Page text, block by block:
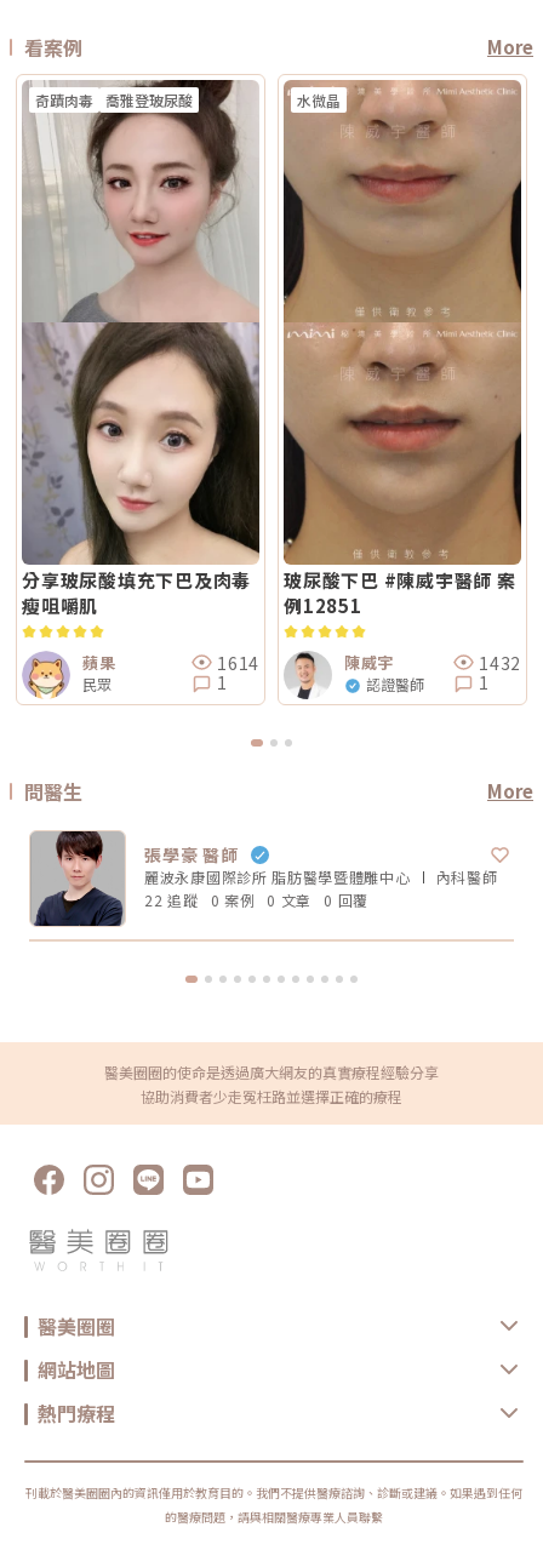
八歲者不建議未成年人接受此類治療，除非有醫療必要且經監護人與專業醫
雷射有什麼最大差別？Reepot 的能量作用以機械式震動為主，而非傳統以
熱破壞色素為核心的方式，因此對周邊組織較為溫和，修復期相對短。搭配
AI 智慧影像分析與低溫保護，可讓能量更集中在斑點本身，減少熱擴散造成
的紅腫或反黑風險。對於需要更加精準、可控的淺層色素改善者，是較新的
治療選擇。Q2：一次療程能看到效果嗎？需要做幾次比較理想？淺層曬
斑、雀斑在單次治療後多半能看到初步變化；但深層或混合型色素通常需要
多次治療，效果會以「循序淡化」的方式呈現。實際次數與間隔仍須依個人
膚況並由醫師評估調整。Q3：Reepot 是否有反黑風險？術後該注意什麼？
任何除斑型雷射都可能有反黑風險，但 Reepot 因熱傷害較低、加上冷卻系
統保護，發生率較低。術後的關鍵在於防曬和保濕，尤其治療後一週避免曝
曬、蒸氣、刺激性保養品。若依照術後指示照護，能大幅降低色素反應的機
會。Q4：敏感肌或薄皮膚適合做 Reepot 嗎？Reepot 的能量模式相對溫
和，加上冷卻保護，對敏感肌而言較為友善。但敏感肌的特性是屏障本身不
穩定，因此治療前仍需要專業檢視膚況，若正處於發炎、乾裂或紅敏期，建
議先穩定皮膚後再安排療程。Q5：做 Reepot 之後多久可以搭配其他醫美
療程？治療後皮膚需要時間恢復，因此若要搭配保濕導入、水光等溫和療
程，通常約 2～3 週即可視膚況安排；若是皮秒、飛梭、強效換膚或注射等
刺激性較高的項目，建議至少間隔 4 週再評估。適當的間隔能降低反黑與過
度刺激的風險，也讓後續療程效果更穩定。Q6：Reepot 的療程費用大約是
多少？Reepot 的價格會依照治療部位、所需的能量深度、是否搭配其他療
程以及整體規劃次數而有所差異。一般費用多落在一萬至三萬多元之間，但
實際金額仍需依個人斑點狀況與療程組合評估後才能確認。建議先安排諮
詢，由專業醫療人員確認膚況後提供最適合的治療方案與費用。Q7：
Reepot 術後的人工皮需要貼多久？Reepot 治療後會在局部覆蓋人工皮，
主要是保護剛治療的肌膚並協助屏障修復。人工皮不建議自行撕除，多數人
會在約兩週左右回診時，由醫療人員視膚況協助取下。人工皮脫落後，治療
部位的色素也會在這段期間逐漸代謝、變淡。斑點帶來的影響，往往不只是
外觀變化，更讓人感到氣色黯淡、不如以往。隨著醫美技術不斷推陳出新，
Reepot AI 時光雷射為色素治療帶來更精準、可控的方式，讓除斑不再停留
在效果難預測的時代。期望這篇文章能幫助你清楚掌握除斑方向與選擇，在
規劃療程時，也建議由專業醫師根據膚況量身評估，找到最適合、安全的改
善方式。★溫馨提醒★小編要提醒大家，醫療並非單純的商業交易，所有的
療程都伴隨著風險。因此，作為消費者應該謹慎選擇合適的醫療方案，以確
保安全與健康。
可以優先評估音波。 如果同時有鬆和垂：可以和醫師討論電音波搭配。這
也是為什麼現在很多醫師會用「複合式療程」來做規劃。不是每個人都只需
要一種療程，而是要看老化主要發生在哪一層，再決定適合電波、音波，還
是兩者搭配。電波音波可以一起打嗎？可以，但不是每個人都一定需要。電
波和音波作用原理不同，所以在醫師評估下，兩者確實可以搭配。常見做法
是用音波處理深層輪廓拉提，再用電波改善皮膚緊緻與膚質鬆弛，讓效果更
全面。不過，電音波不是「全部打越多越好」。發數、能量、施作順序、間
隔時間，都需要依照個人臉部條件設計。如果臉部脂肪偏少、皮膚偏薄、曾
做過其他療程，或是近期剛打過針劑，更要讓醫師完整評估，避免過度治
療。做電波音波前，要注意哪些事？第一，先判斷自己是哪一種老化問題在
選電波或音波前，先不要急著問「哪個比較好」，而是要先看自己的老化問
題屬於哪一種。臉部老化常見可分成四大類：組織鬆弛下垂、結構性凹陷、
皺紋形成、膚質老化。電波和音波主要處理的是「鬆弛與下垂」這一類問
題。電波偏向改善皮膚鬆弛、細紋與緊緻度；音波偏向改善輪廓下垂、嘴邊
肉與下顎線模糊。但如果是太陽穴凹陷、淚溝、臉頰凹陷這類結構性凹陷，
或是斑點、色素沉澱這類膚質問題，單靠電波或音波不一定能解決，需要搭
配其他療程評估。第二，不要只看價格，更要看療程規劃是否合理電波音波
的價格會受到儀器種類、探頭、發數、施作部位、能量設定與診所規劃影
響。價格便宜不一定不好，但如果只用價格做決定，很容易忽略真正重要的
事：這療程到底有沒有符合你的臉部狀況？同樣是音波，有人需要加強下顎
線，有人需要處理嘴邊肉；同樣是電波，有人重點在眼周細紋，有人重點在
臉頰鬆弛。規劃不同，效果自然也會不同。所以選療程時，不只要問「多少
錢」，也要問清楚：使用什麼儀器？施作哪些部位？大約發數或治療範圍怎
麼規劃？為什麼我的狀況適合這個療程？第三，確認儀器來源、探頭耗材與
施作人員電波音波屬於能量型醫美療程，安全性和儀器來源、探頭耗材、操
作經驗都有關。建議選擇前可以確認是否為合法原廠認證儀器、是否使用原
廠探頭或合規耗材，以及是否由合格專業醫療人員評估與操作。另外，醫師
的臉部解剖概念與美感判斷也很重要。因為電波音波不是「能量越強越
好」，而是要看你的皮膚厚度、脂肪量、鬆弛程度、臉型比例去調整。過度
治療不一定更漂亮，反而可能不自然或效果不如預期。第四，效果需要時
間，不要用術後當天判斷成敗電波和音波都是透過熱能刺激膠原蛋白反應，
不是做完當天就完成全部效果。部分人術後會先感覺皮膚變緊、輪廓比較
順，但真正的膠原蛋白新生與重組，通常需要數週到數月慢慢發生。所以做
完後不要急著用第一天的樣子判斷有沒有用，也不要因為短期內沒有巨大變
化就立刻否定療程。非侵入式拉提的特色通常是漸進、自然，而不是突然大
幅改變。第五，不要期待一次療程解決所有老化問題臉部老化不是只有皮膚
鬆而已，還可能包含膠原蛋白流失、脂肪位移、骨架支撐變弱、皮膚厚度改
變等不同層次的問題。電波可以改善皮膚緊緻度與膚質，音波可以幫助輪廓
拉提與深層支撐，但它們不一定能取代針劑、填充、雷射、手術或其他療
程。比較正確的觀念是：電波音波不是萬能療程，而是抗老規劃中的一部
定。電波多半是熱感、刺熱感；音波則常見深層痠脹感或一點一點的刺激
不能單純說哪一個一定比較痛。Q2：電波音波做完會有修復期嗎？多數電
波音波屬於非侵入式療程，通常不需要像手術一樣長時間修復。不過部分人
個人體質與療程設定而定。Q3：年輕人適合做電波音波嗎？如果只是想預
防初老、改善膚質鬆弛，可以先從電波或其他較溫和的保養型療程評估。若
已經有明顯輪廓下垂，也可以和醫師討論音波。但年齡不是唯一標準，皮膚
厚度、脂肪量、鬆弛程度更重要。Q4：電波音波可以取代拉皮手術嗎？不
能完全取代。電波音波適合輕度到中度鬆弛，屬於非侵入式抗老療程。如果
是非常明顯的皮膚鬆垂或組織下滑，仍可能需要評估手術或其他治療方式。
Q5：電波音波多久做一次？每個人的老化程度、儀器種類、能量設定和維
果規劃，不建議自己照網路頻率硬套。搞懂電波跟音波的差別，才能選對適
合自己的療程電波跟音波都是常見的非侵入式抗老療程，但它們不是誰取代
操作、療程規劃是否真的符合自身臉部條件。選對療程，不是追求最貴、最
先對！★溫馨提醒★小編要提醒大家，醫療並非單純的商業交易，所有的療
程都伴隨著風險。因此，作為消費者應該謹慎選擇合適的醫療方案，以確保
容積式加熱 療程定位 膚質、細緻、緊緻並重 輪廓、拉提、緊實為主 適合族
冷卻技術 五階七段冷卻系統 分段噴灑冷媒 探頭 雅典娜探頭：臉部 宙斯探
頭：身體 愛神探頭：眼周 紫鑽探頭：臉/四肢 碧眼探頭：眼周 藍鑽探頭：
臉/四肢 黃金探頭：身體 疼痛感 多數定位為較舒適型 但仍因人而異 感受通
常較明顯，但依能量、部位與個人耐受度不同 常見效果感受 膚質變細、臉
部較緊 光澤提升 輪廓變緊、線條感改善 適合重點 想變精緻、自然、保養型
想加強緊緻、抗老、輪廓型 原理差異：單極、雙極到底是什麼？很多人看
到「單極」、「雙極」會覺得很難懂，其實可以用生活化的方式理解。單極
電波：像是把熱能傳遞到較深、較廣的範圍，主要作用於較深層皮膚組織
（以真皮層為主），常被用於緊緻與支撐感相關需求。鳳凰電波即屬於單極
射頻應用。雙極電波：則是將能量集中在兩個電極之間，作用範圍相對較
淺，較常被用於膚質細緻、表層改善等需求。無雙電波的特色，在於將單極
與雙極兩種模式結合於同一療程設計中。根據官方資料，DENSITY 可透過
不同射頻模式，將能量分別作用於深層與淺層皮膚。因此，兩者並不是「誰
比較高級」，而是設計邏輯不同。若主要需求為輪廓拉提與緊緻，單極射頻
為主的療程通常較符合需求；若希望同時兼顧膚質細緻與輕度緊緻，複合式
電波療程則可能更具彈性。效果差異：拉提感、緊緻感、膚質感不一樣1. 拉
提感如果你的主要困擾是「臉部鬆弛」、「下顎線不清楚」或「嘴邊肉變明
顯」，鳳凰電波通常是較常被討論的選項之一。其應用多與輪廓緊緻與鬆弛
改善相關，常見於臉部、眼周與身體的緊緻與平滑需求。2. 膚質感如果你的
問題不是明顯鬆弛，而是「皮膚看起來粗」、「毛孔明顯」、「妝感不服
貼」或整體氣色較疲累，無雙電波的複合式能量設計相對較符合這類需求。
除了緊緻效果外，也常被用於膚質細緻與整體質感提升，因此常被市場定位
為入門型抗老或精緻型電波療程。3. 自然度兩者都屬於非侵入式療程，因此
通常不會像手術或填充療程一樣產生立即的結構性改變，效果多半呈現為漸
進式、自然型。常見的效果訴求差異在於：鳳凰電波多偏向輪廓線條與緊緻
感的提升；無雙電波則較偏向整體膚質細緻、緊實與光澤感的改善。哪一種
比較痛？無雙電波真的比較不痛嗎？疼痛感是很多人選療程時最在意的問
題。以療程設計來看，鳳凰電波因為以單極射頻為主，能量感通常會比較明
顯。部分人會形容為熱、刺、酸、脹，尤其在骨感較明顯或皮膚較薄的位
置，感受可能更強。無雙電波則因為設計上有SAC智能冷卻系統與RIC即時
阻抗偵測補償系統等設計，因此為舒適度較高的電波療程。但這裡要講清
楚：不痛不代表完全沒感覺，舒適也不代表每個人都一樣。疼痛感會受到很
多因素影響，包括： 個人耐痛程度 施作部位 能量設定 是否敷麻 醫師手法
皮膚厚薄與骨感程度 當天身體狀態所以比較精準的說法是：無雙電波通常
被定位為舒適度較佳；鳳凰電波能量感通常較明顯。但實際感受仍需依個人
狀況而定。常見迷思一：鳳凰電波一定比無雙電波強嗎？不一定。「強」要
看你指的是哪一種強。如果說的是深層拉提、輪廓緊緻，鳳凰電波確實是經
典代表。但如果是膚質、細緻度、毛孔與整體保養感，無雙電波可能更符合
線條、核心、柔軟度，還是想增加肌力？療程也是同樣邏輯。選擇醫美療
做完會立刻小臉嗎？很多人期待電波做完臉馬上小一圈，但這個期待需要調
整。電波拉提不是抽脂，也不是溶脂，更不是削骨。它主要是透過射頻熱能
得臉比較緊、線條比較順，但真正的膠原變化通常需要時間。Thermage 官
方也提到效果可立即出現，並隨時間改善。所以比較合理的期待是：不是
「瞬間換臉」而是「慢慢變緊、變順、變精緻」做電波前需要注意什麼？無
論選無雙電波或鳳凰電波，療程前都建議注意以下幾點： 近期是否懷孕或
哺乳 是否有心律調節器或植入式電子裝置 施作區域是否有金屬植入物 是否
有嚴重皮膚發炎、傷口或感染 近期是否做過其他醫美療程 是否有蟹足腫或
特殊體質 是否正在服用影響皮膚修復的藥物這些資訊都應在諮詢時主動告
知醫療院所，即便是非侵入式療程，也不是每個人都適合做。做完電波後怎
護： 加強保濕 避免過度去角質 做好防曬 短期內避免高溫環境，例如三溫
鳳凰電波偏向輪廓拉提與深層緊實。選擇重點應該是你的需求，而不是單看
療程名氣。Q2：無雙電波可以取代鳳凰電波嗎？不一定。兩者能量設計與
療程定位不同，並非互相取代關係。若主要需求是膚質與輕度緊緻，無雙電
作。Q4：電波拉提可以維持多久？維持時間會因年齡、膚況、生活習慣、
保養方式、能量設定與個人體質不同而有差異。多數電波療程並非永久效
感，建議先讓肌膚休息，並加強保濕與防曬，並依醫療院所指示進行後續照
護。選對療程，比跟風更重要無雙電波與鳳凰電波各有優勢，前者偏向細緻
膚質與自然緊緻，後者則更聚焦在輪廓拉提與深層抗老。與其問「哪一個比
年齡、鬆弛程度、預算與期待值，才能做出更安全也更符合期待的選擇。同
時，也建議選擇原廠認證或合法合格的醫療院所，確認設備來源、探頭是否
為原廠正貨，以及操作人員是否具備相關經驗，這些都是影響療程安全與效
果的重要關鍵。醫美療程沒有標準答案，適合別人的療程，不一定就是最適
況、期待效果與可能限制，再做出更安心的決定。真正理想的變美，不是追
求一次到位，而是用正確的方式，讓自己一步一步變得更自然、精緻、又有
廠認證診所：https://asia-density.com/map★溫馨提醒★小編要提醒大
者應該謹慎選擇合適的醫療方案，以確保安全與健康。
https://www.instagram.com/drdeungskinclinic/張英睿皮膚專科診所地
址：新北市板橋區文化路一段118號電話：(02)-2250-6065LINE：
@xat.0000195926.1nzhttps://page.line.me/xat.0000195926.1nz?
openQrModal=true
看案例 More
奇蹟肉毒 喬雅登玻尿酸
分享玻尿酸填充下巴及肉毒
瘦咀嚼肌
蘋果
民眾
1614
1
水微晶
玻尿酸下巴 #陳威宇醫師 案
例12851
陳威宇
認證醫師
1432
1
問醫生 More
張學豪 醫師
麗波永康國際診所 脂肪醫學暨體雕中心 內科醫師
22 追蹤
0 案例 0 文章 0 回覆
醫美圈圈的使命是透過廣大網友的真實療程經驗分享
協助消費者少走冤枉路並選擇正確的療程
醫美圈圈
網站地圖
熱門療程
刊載於醫美圈圈內的資訊僅用於教育目的。我們不提供醫療諮詢、診斷或建議。如果遇到任何
的醫療問題，請與相關醫療專業人員聯繫